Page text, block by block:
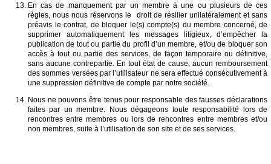
En cas de manquement par un membre à une ou plusieurs de ces
règles, nous nous réservons le droit de résilier unilatéralement et sans
préavis le contrat, de bloquer le(s) compte(s) du membre concerné, de
supprimer automatiquement les messages litigieux, d’empêcher la
publication de tout ou partie du profil d’un membre, et/ou de bloquer son
accès à tout ou partie des services, de façon temporaire ou définitive,
sans aucune contrepartie. En tout état de cause, aucun remboursement
des sommes versées par l’utilisateur ne sera effectué consécutivement à
une suppression définitive de compte par notre société.
Nous ne pouvons être tenus pour responsable des fausses déclarations
faites par un membre. Nous dégageons toute responsabilité lors de
rencontres entre membres ou lors de rencontres entre membres et/ou
non membres, suite à l’utilisation de son site et de ses services.